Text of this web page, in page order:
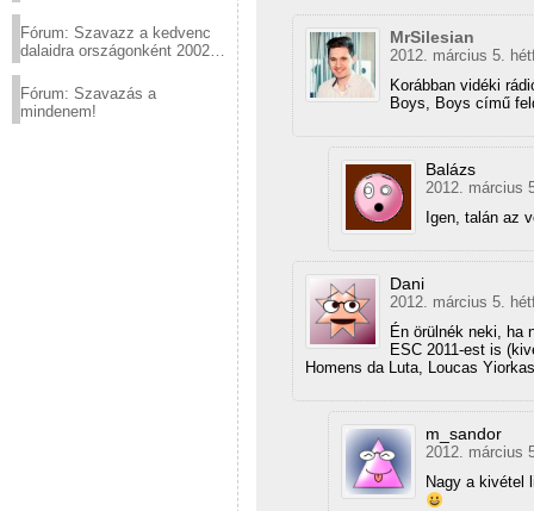
Fórum: Szavazz a kedvenc
dalaidra országonként 2002
Fórum: Szavazás a
mindenem!
MrSilesian
2012. március 5.
Korábban vidéki
Boys, Boys című
Balázs
2012. március
Igen, talán az
Dani
2012. március 5.
Én örülnék neki, ha
ESC 2011-est is
Homens da Luta, Loucas
m_sandor
2012. március
Nagy a kivétel